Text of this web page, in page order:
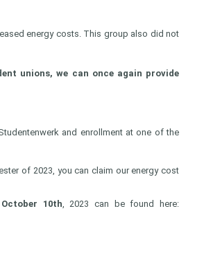
energy costs. This group also did not
unions, we can once again provide
and enrollment at one of the
of 2023, you can claim our energy cost
10th, 2023 can be found here: